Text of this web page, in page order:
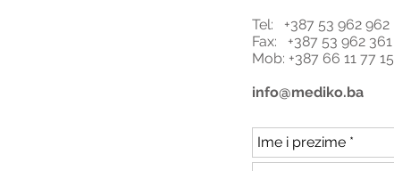
Tel: +387 53 962 962
Fax: +387 53 962 361
Mob: +387 66 11 77 15
info@mediko.ba